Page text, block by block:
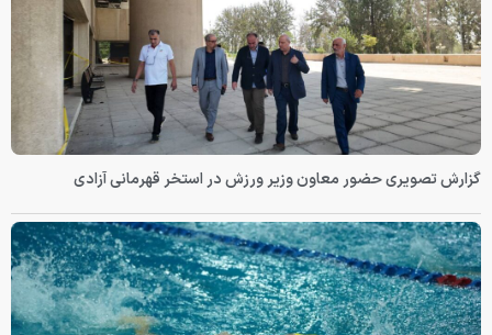
گزارش تصویری حضور معاون وزیر ورزش در استخر قهرمانی آزادی